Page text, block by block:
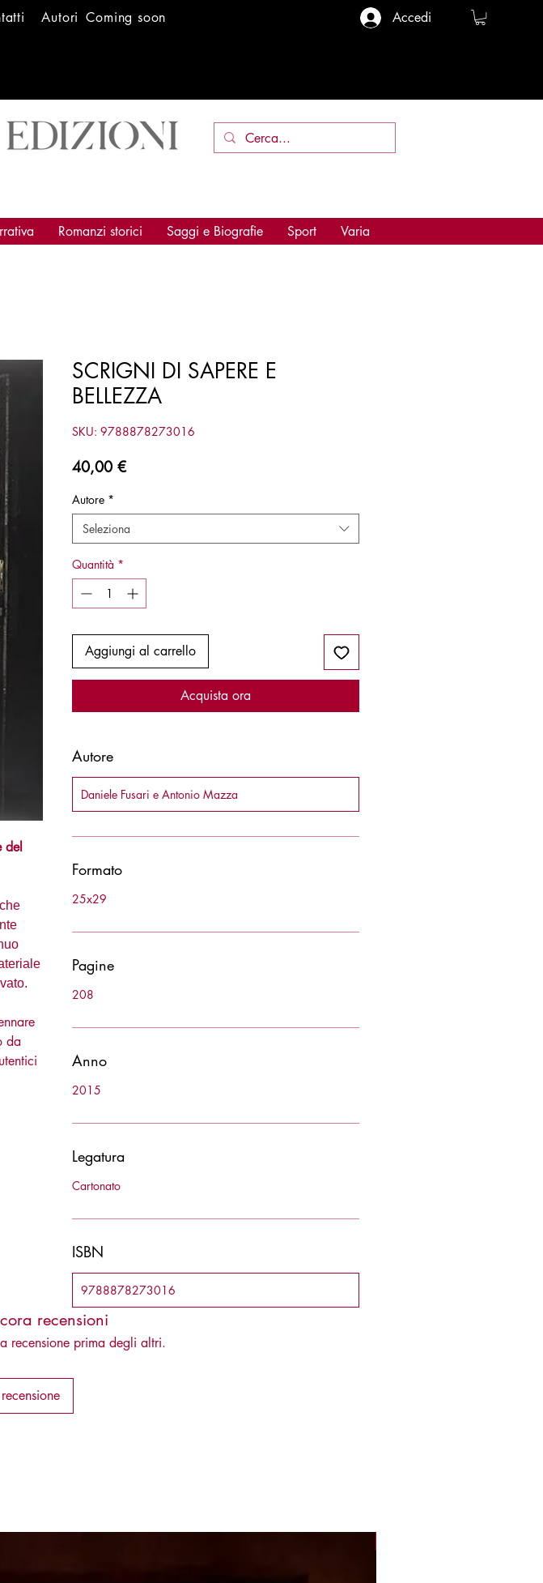
tti Autori Coming soon Accedi
Romanzi storici Saggi e Biografie Sport Varia
del
da
SCRIGNI DI SAPERE E
BELLEZZA
SKU: 9788878273016
40,00 €Prezzo
Autore *
Seleziona
Quantità *
Aggiungi al carrello
Acquista ora
Autore
Daniele Fusari e Antonio Mazza
Formato
25x29
Pagine
208
Anno
2015
Legatura
Cartonato
ISBN
9788878273016
recensioni
recensione prima degli altri.